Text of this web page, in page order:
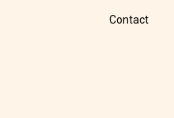
Contact